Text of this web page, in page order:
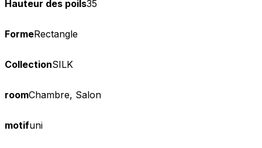
Hauteur des poils35
FormeRectangle
CollectionSILK
roomChambre, Salon
motifuni